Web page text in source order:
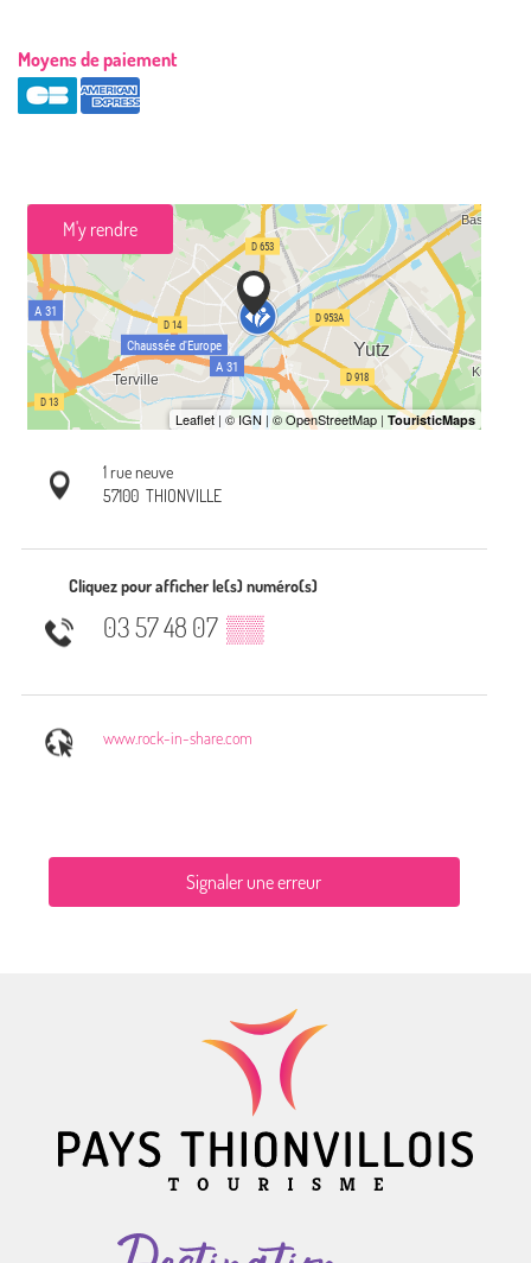
Moyens de paiement
M'y rendre
1 rue neuve
57100 THIONVILLE
Cliquez pour afficher le(s) numéro(s)
03 57 48 07 ▒▒
www.rock-in-share.com
Signaler une erreur